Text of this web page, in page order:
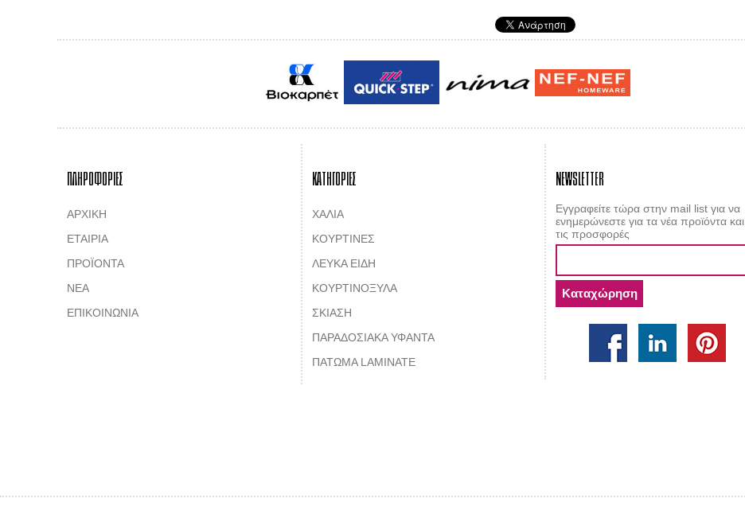
ΠΛΗΡΟΦΟΡΙΕΣ
ΑΡΧΙΚΗ
ΕΤΑΙΡΙΑ
ΠΡΟΪΟΝΤΑ
ΝΕΑ
ΕΠΙΚΟΙΝΩΝΙΑ
ΚΑΤΗΓΟΡΙΕΣ
ΧΑΛΙΑ
ΚΟΥΡΤΙΝΕΣ
ΛΕΥΚΑ ΕΙΔΗ
ΚΟΥΡΤΙΝΟΞΥΛΑ
ΣΚΙΑΣΗ
ΠΑΡΑΔΟΣΙΑΚΑ ΥΦΑΝΤΑ
ΠΑΤΩΜΑ LAMINATE
NEWSLETTER
Εγγραφείτε τώρα στην mail list για να
ενημερώνεστε για τα νέα προϊόντα και
τις προσφορές